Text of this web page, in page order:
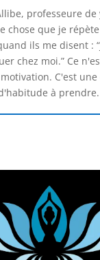
professeure de
chose que je
ils me disent :
chez moi.” Ce
C'est
à prendre.